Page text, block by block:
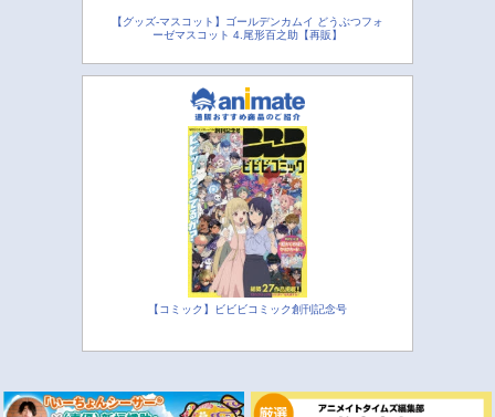
【グッズ-マスコット】ゴールデンカムイ どうぶつフォ
ーゼマスコット 4.尾形百之助【再販】
【コミック】ビビビコミック創刊記念号